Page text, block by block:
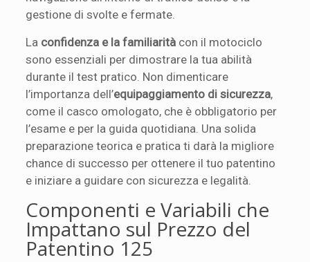
gestione di svolte e fermate.
La confidenza e la familiarità con il motociclo
sono essenziali per dimostrare la tua abilità
durante il test pratico. Non dimenticare
l’importanza dell’equipaggiamento di sicurezza,
come il casco omologato, che è obbligatorio per
l’esame e per la guida quotidiana. Una solida
preparazione teorica e pratica ti darà la migliore
chance di successo per ottenere il tuo patentino
e iniziare a guidare con sicurezza e legalità.
Componenti e Variabili che
Impattano sul Prezzo del
Patentino 125